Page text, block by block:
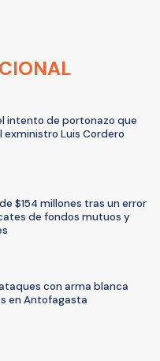
intento de portonazo que
Luis Cordero
$154 millones tras un error
de fondos mutuos y
con arma blanca
en Antofagasta